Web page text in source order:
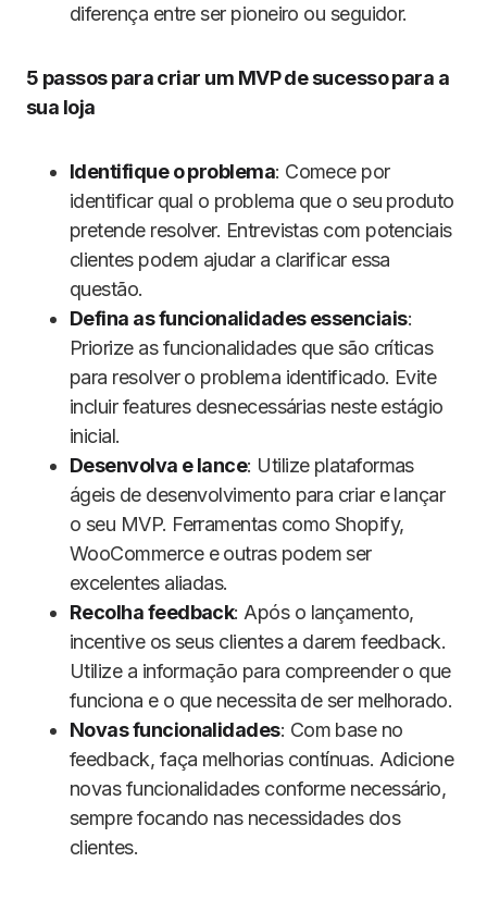
diferença entre ser pioneiro ou seguidor.
5 passos para criar um MVP de sucesso para a
sua loja
Identifique o problema: Comece por
identificar qual o problema que o seu produto
pretende resolver. Entrevistas com potenciais
clientes podem ajudar a clarificar essa
questão.
Defina as funcionalidades essenciais:
Priorize as funcionalidades que são críticas
para resolver o problema identificado. Evite
incluir features desnecessárias neste estágio
inicial.
Desenvolva e lance: Utilize plataformas
ágeis de desenvolvimento para criar e lançar
o seu MVP. Ferramentas como Shopify,
WooCommerce e outras podem ser
excelentes aliadas.
Recolha feedback: Após o lançamento,
incentive os seus clientes a darem feedback.
Utilize a informação para compreender o que
funciona e o que necessita de ser melhorado.
Novas funcionalidades: Com base no
feedback, faça melhorias contínuas. Adicione
novas funcionalidades conforme necessário,
sempre focando nas necessidades dos
clientes.